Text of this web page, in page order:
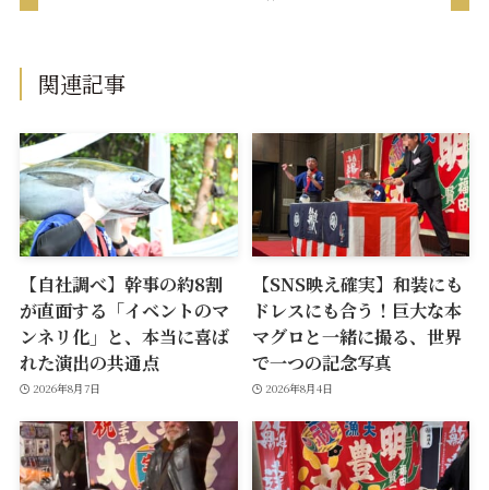
関連記事
【自社調べ】幹事の約8割
が直面する「イベントのマ
ンネリ化」と、本当に喜ば
れた演出の共通点
2026年8月7日
【SNS映え確実】和装にも
ドレスにも合う！巨大な本
マグロと一緒に撮る、世界
で一つの記念写真
2026年8月4日